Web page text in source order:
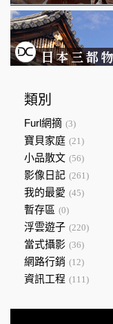
類別
Furl網摘 (3)
寶貝家庭 (21)
小品散文 (56)
影像日記 (261)
我的最愛 (45)
暫存區 (0)
浮雲遊子 (220)
當式攝影 (36)
網路行銷 (12)
資訊工程 (111)